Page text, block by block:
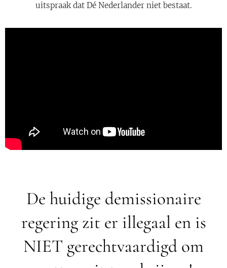
uitspraak dat Dé Nederlander niet bestaat.
De huidige demissionaire
regering zit er illegaal en is
NIET gerechtvaardigd om